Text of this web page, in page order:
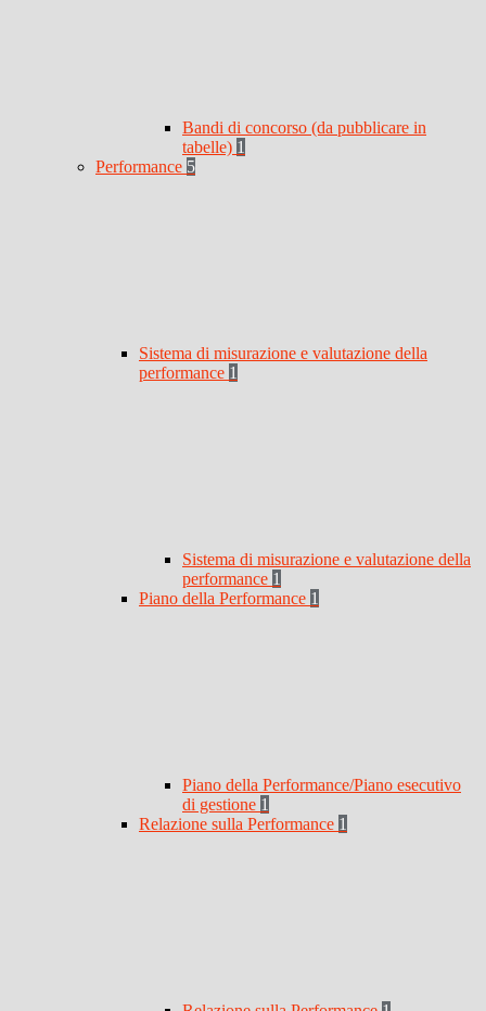
Bandi di concorso (da pubblicare in
tabelle) 1
Performance 5
Sistema di misurazione e valutazione della
performance 1
Sistema di misurazione e valutazione della
performance 1
Piano della Performance 1
Piano della Performance/Piano esecutivo
di gestione 1
Relazione sulla Performance 1